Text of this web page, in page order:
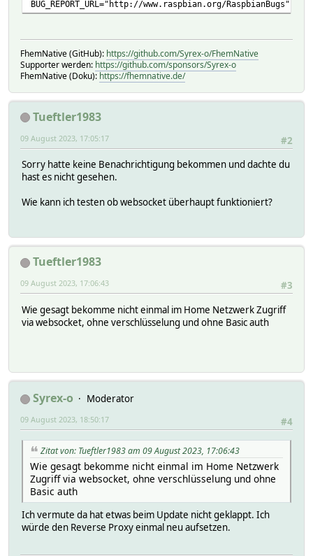
BUG_REPORT_URL="http://www.raspbian.org/RaspbianBugs"
FhemNative (GitHub): https://github.com/Syrex-o/FhemNative
Supporter werden: https://github.com/sponsors/Syrex-o
FhemNative (Doku): https://fhemnative.de/
Tueftler1983
#2
09 August 2023, 17:05:17
Sorry hatte keine Benachrichtigung bekommen und dachte du
hast es nicht gesehen.
Wie kann ich testen ob websocket überhaupt funktioniert?
Tueftler1983
#3
09 August 2023, 17:06:43
Wie gesagt bekomme nicht einmal im Home Netzwerk Zugriff
via websocket, ohne verschlüsselung und ohne Basic auth
Syrex-o
Moderator
#4
09 August 2023, 18:50:17
Zitat von: Tueftler1983 am 09 August 2023, 17:06:43
Wie gesagt bekomme nicht einmal im Home Netzwerk
Zugriff via websocket, ohne verschlüsselung und ohne
Basic auth
Ich vermute da hat etwas beim Update nicht geklappt. Ich
würde den Reverse Proxy einmal neu aufsetzen.